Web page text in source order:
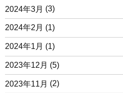
2024年3月 (3)
2024年2月 (1)
2024年1月 (1)
2023年12月 (5)
2023年11月 (2)